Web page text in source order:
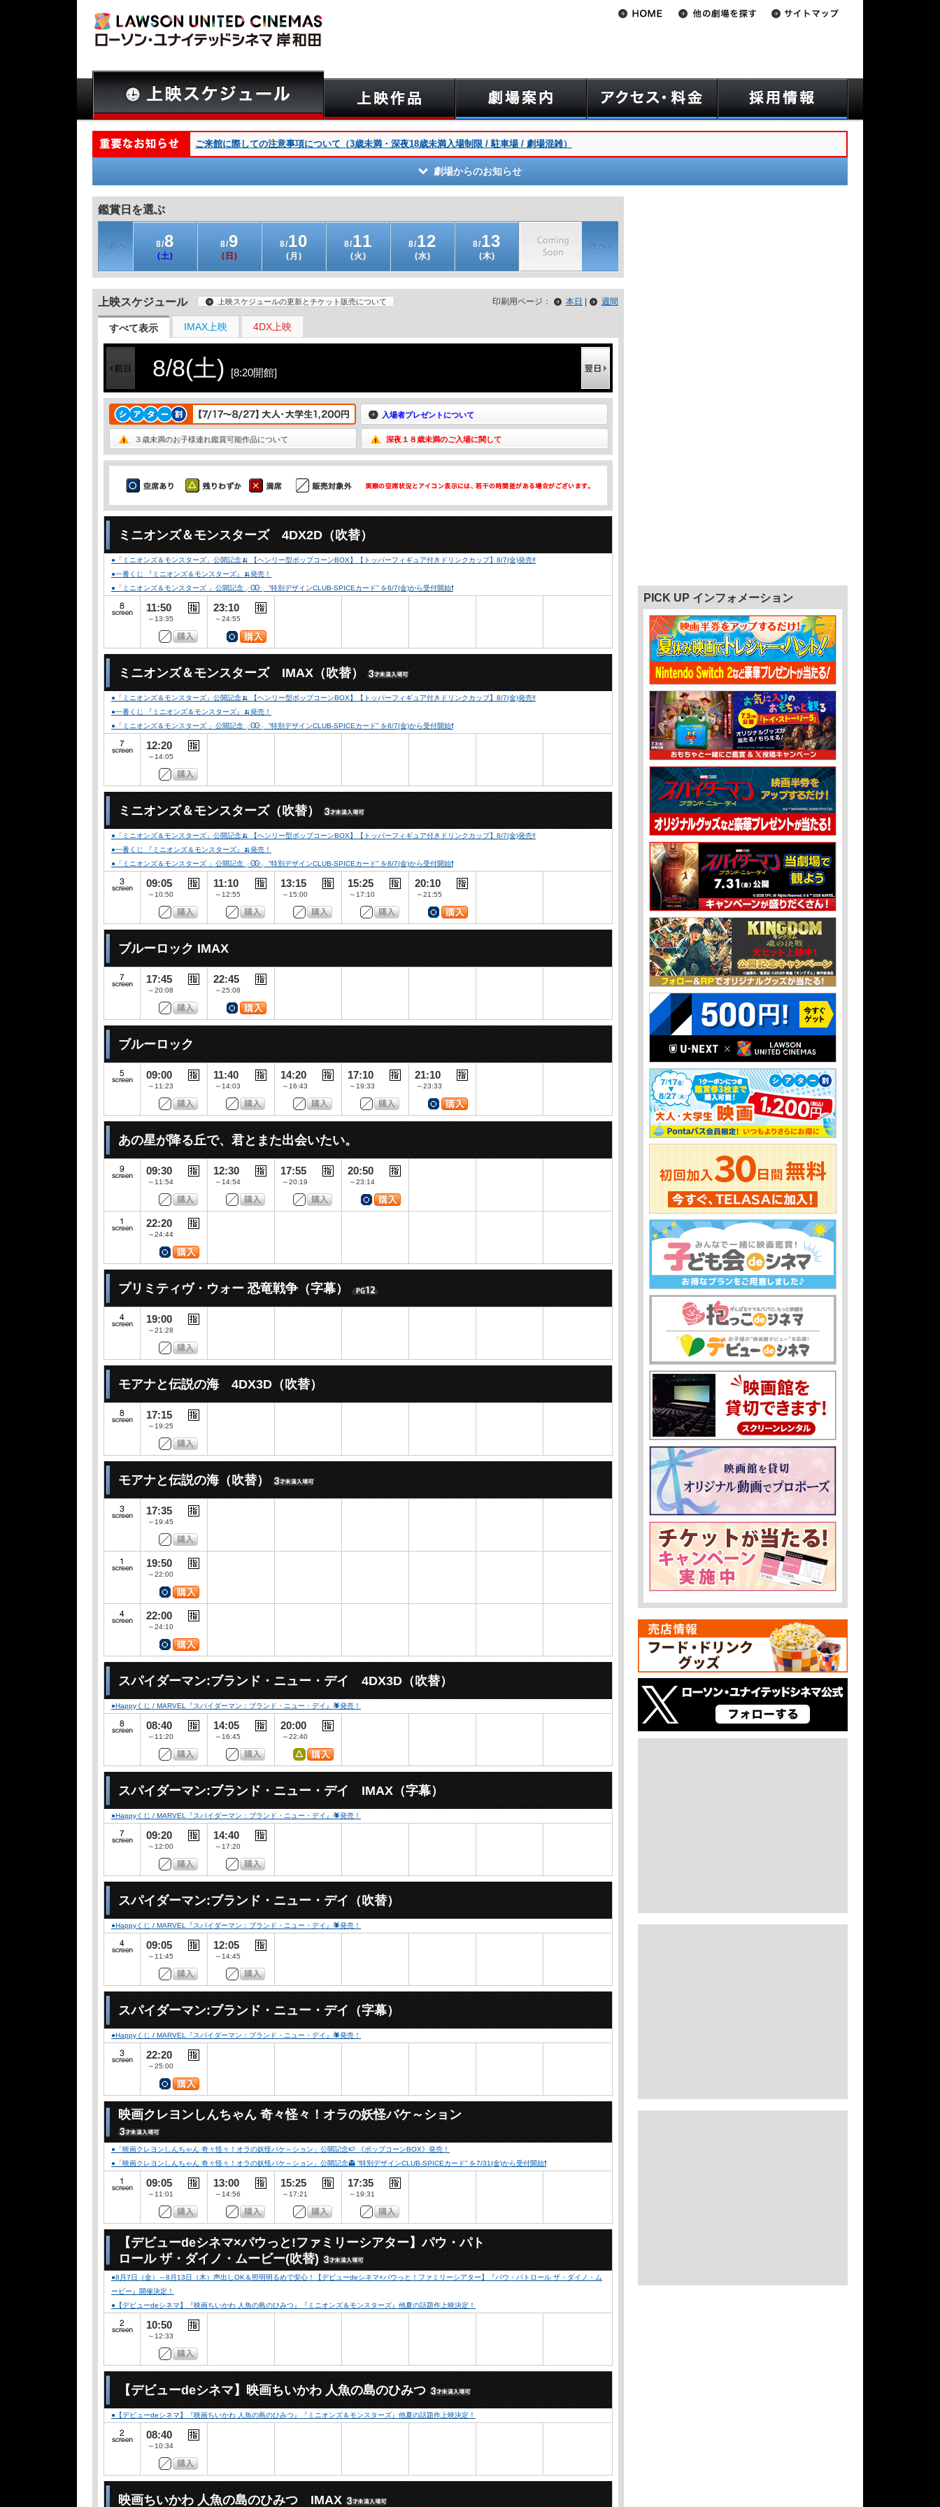
ご来館に際しての注意事項について（3歳未満・深夜18歳未満入場制限 / 駐車場 / 劇場混雑）
劇場からのお知らせ
鑑賞日を選ぶ
8/8
(土)
8/9
(日)
8/10
(月)
8/11
(火)
8/12
(水)
8/13
(木)
上映スケジュール
すべて表示 IMAX上映 4DX上映
上映スケジュールの更新とチケット販売について 印刷用ページ： 本日 週間
8/8(土) [8:20開館]
入場者プレゼントについて
３歳未満のお子様連れ鑑賞可能作品について 深夜１８歳未満のご入場に関して
ミニオンズ＆モンスターズ 4DX2D（吹替）
●「ミニオンズ＆モンスターズ」公開記念🍌 【ヘンリー型ポップコーンBOX】【トッパーフィギュア付きドリンクカップ】8/7(金)発売‼️
●一番くじ 『ミニオンズ＆モンスターズ』🍌発売！
●「ミニオンズ＆モンスターズ 」公開記念╭Ꙭ╮ ”特別デザインCLUB-SPICEカード” を8/7(金)から受付開始❗️
11:50
～13:35
23:10
～24:55
ミニオンズ＆モンスターズ IMAX（吹替）
●「ミニオンズ＆モンスターズ」公開記念🍌 【ヘンリー型ポップコーンBOX】【トッパーフィギュア付きドリンクカップ】8/7(金)発売‼️
●一番くじ 『ミニオンズ＆モンスターズ』🍌発売！
●「ミニオンズ＆モンスターズ 」公開記念╭Ꙭ╮ ”特別デザインCLUB-SPICEカード” を8/7(金)から受付開始❗️
12:20
～14:05
ミニオンズ＆モンスターズ（吹替）
●「ミニオンズ＆モンスターズ」公開記念🍌 【ヘンリー型ポップコーンBOX】【トッパーフィギュア付きドリンクカップ】8/7(金)発売‼️
●一番くじ 『ミニオンズ＆モンスターズ』🍌発売！
●「ミニオンズ＆モンスターズ 」公開記念╭Ꙭ╮ ”特別デザインCLUB-SPICEカード” を8/7(金)から受付開始❗️
09:05
～10:50
11:10
～12:55
13:15
～15:00
15:25
～17:10
20:10
～21:55
ブルーロック IMAX
17:45
～20:08
22:45
～25:08
ブルーロック
09:00
～11:23
11:40
～14:03
14:20
～16:43
17:10
～19:33
21:10
～23:33
あの星が降る丘で、君とまた出会いたい。
09:30
～11:54
12:30
～14:54
17:55
～20:19
20:50
～23:14
22:20
～24:44
プリミティヴ・ウォー 恐竜戦争（字幕）
19:00
～21:28
モアナと伝説の海 4DX3D（吹替）
17:15
～19:25
モアナと伝説の海（吹替）
17:35
～19:45
19:50
～22:00
22:00
～24:10
スパイダーマン:ブランド・ニュー・デイ 4DX3D（吹替）
●Happyくじ / MARVEL『スパイダーマン：ブランド・ニュー・デイ』🕷発売！
08:40
～11:20
14:05
～16:45
20:00
～22:40
スパイダーマン:ブランド・ニュー・デイ IMAX（字幕）
●Happyくじ / MARVEL『スパイダーマン：ブランド・ニュー・デイ』🕷発売！
09:20
～12:00
14:40
～17:20
スパイダーマン:ブランド・ニュー・デイ（吹替）
●Happyくじ / MARVEL『スパイダーマン：ブランド・ニュー・デイ』🕷発売！
09:05
～11:45
12:05
～14:45
スパイダーマン:ブランド・ニュー・デイ（字幕）
●Happyくじ / MARVEL『スパイダーマン：ブランド・ニュー・デイ』🕷発売！
22:20
～25:00
映画クレヨンしんちゃん 奇々怪々！オラの妖怪バケ～ション
●「映画クレヨンしんちゃん 奇々怪々！オラの妖怪バケ～ション」公開記念🍉 《ポップコーンBOX》発売！
●「映画クレヨンしんちゃん 奇々怪々！オラの妖怪バケ～ション」公開記念👻 ”特別デザインCLUB-SPICEカード” を7/31(金)から受付開始❗️
09:05
～11:01
13:00
～14:56
15:25
～17:21
17:35
～19:31
【デビューdeシネマ×パウっと!ファミリーシアター】パウ・パト
ロール ザ・ダイノ・ムービー(吹替)
●8月7日（金）～8月13日（木）声出しOK＆照明明るめで安心！【デビューdeシネマ×パウっと！ファミリーシアター】『パウ・パトロール ザ・ダイノ・ム
ービー』開催決定！
●【デビューdeシネマ】『映画ちいかわ 人魚の島のひみつ』『ミニオンズ＆モンスターズ』他夏の話題作上映決定！
10:50
～12:33
【デビューdeシネマ】映画ちいかわ 人魚の島のひみつ
●【デビューdeシネマ】『映画ちいかわ 人魚の島のひみつ』『ミニオンズ＆モンスターズ』他夏の話題作上映決定！
08:40
～10:34
映画ちいかわ 人魚の島のひみつ IMAX
PICK UP インフォメーション